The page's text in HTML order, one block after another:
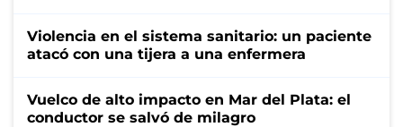
Violencia en el sistema sanitario: un paciente
atacó con una tijera a una enfermera
Vuelco de alto impacto en Mar del Plata: el
conductor se salvó de milagro